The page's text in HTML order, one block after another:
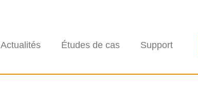
Actualités Études de cas Support